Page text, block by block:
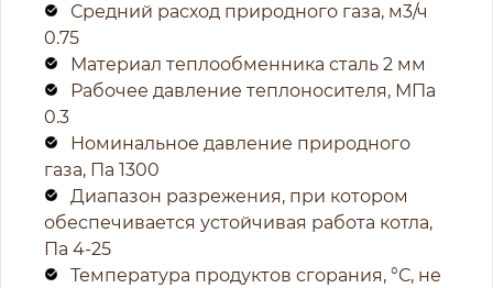
Средний расход природного газа, м3/ч
0.75
Материал теплообменника сталь 2 мм
Рабочее давление теплоносителя, МПа
0.3
Номинальное давление природного
газа, Па 1300
Диапазон разрежения, при котором
обеспечивается устойчивая работа котла,
Па 4-25
Температура продуктов сгорания, °С, не